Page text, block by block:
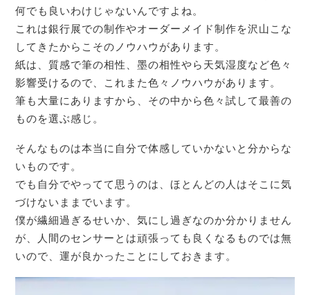
何でも良いわけじゃないんですよね。
これは銀行展での制作やオーダーメイド制作を沢山こな
してきたからこそのノウハウがあります。
紙は、質感で筆の相性、墨の相性やら天気湿度など色々
影響受けるので、これまた色々ノウハウがあります。
筆も大量にありますから、その中から色々試して最善の
ものを選ぶ感じ。
そんなものは本当に自分で体感していかないと分からな
いものです。
でも自分でやってて思うのは、ほとんどの人はそこに気
づけないままでいます。
僕が繊細過ぎるせいか、気にし過ぎなのか分かりません
が、人間のセンサーとは頑張っても良くなるものでは無
いので、運が良かったことにしておきます。